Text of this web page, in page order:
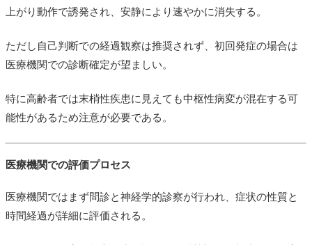
上がり動作で誘発され、安静により速やかに消失する。
ただし自己判断での経過観察は推奨されず、初回発症の場合は
医療機関での診断確定が望ましい。
特に高齢者では末梢性疾患に見えても中枢性病変が混在する可
能性があるため注意が必要である。
医療機関での評価プロセス
医療機関ではまず問診と神経学的診察が行われ、症状の性質と
時間経過が詳細に評価される。